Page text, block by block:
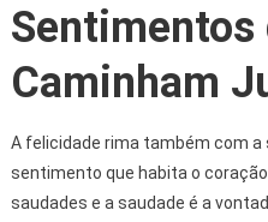
Sentimentos
Caminham
A felicidade rima também com a
sentimento que habita o
saudades e a saudade é a